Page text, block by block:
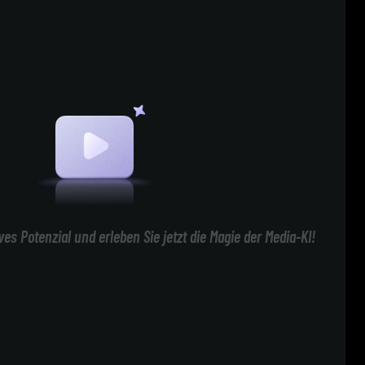
Potenzial und erleben Sie jetzt die Magie der Media-KI!